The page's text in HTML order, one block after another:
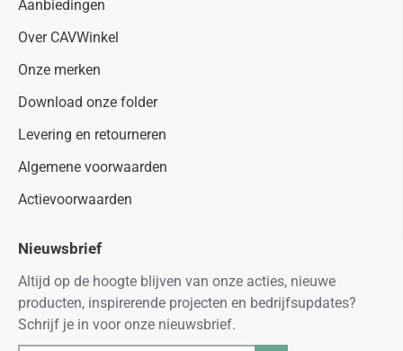
Aanbiedingen
Over CAVWinkel
Onze merken
Download onze folder
Levering en retourneren
Algemene voorwaarden
Actievoorwaarden
Nieuwsbrief
Altijd op de hoogte blijven van onze acties, nieuwe
producten, inspirerende projecten en bedrijfsupdates?
Schrijf je in voor onze nieuwsbrief.